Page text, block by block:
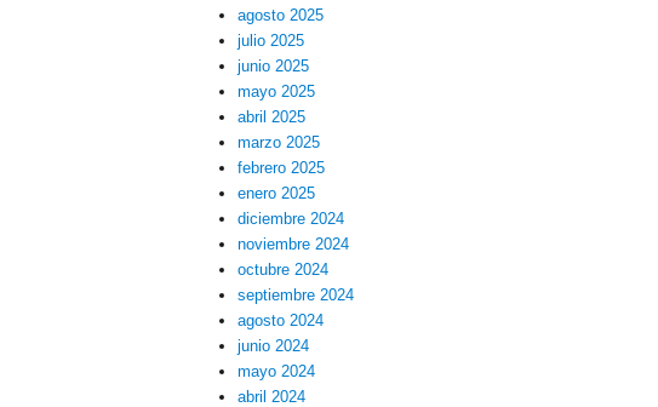
agosto 2025
julio 2025
junio 2025
mayo 2025
abril 2025
marzo 2025
febrero 2025
enero 2025
diciembre 2024
noviembre 2024
octubre 2024
septiembre 2024
agosto 2024
junio 2024
mayo 2024
abril 2024